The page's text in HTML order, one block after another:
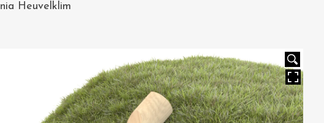
Heuvelklim